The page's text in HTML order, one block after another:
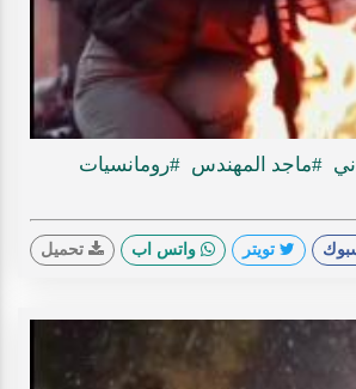
#ماجد المهندس #رومانسيات
تويتر واتس اب تحميل